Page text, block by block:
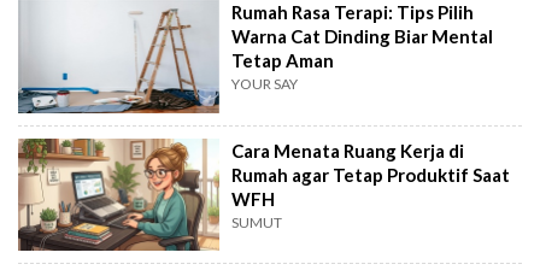
Rumah Rasa Terapi: Tips Pilih
Warna Cat Dinding Biar Mental
Tetap Aman
YOUR SAY
Cara Menata Ruang Kerja di
Rumah agar Tetap Produktif Saat
WFH
SUMUT